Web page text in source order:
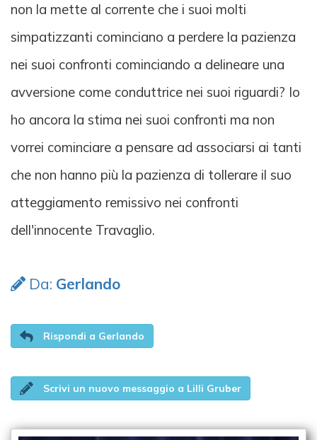
non la mette al corrente che i suoi molti
simpatizzanti cominciano a perdere la pazienza
nei suoi confronti cominciando a delineare una
avversione come conduttrice nei suoi riguardi? Io
ho ancora la stima nei suoi confronti ma non
vorrei cominciare a pensare ad associarsi ai tanti
che non hanno più la pazienza di tollerare il suo
atteggiamento remissivo nei confronti
dell'innocente Travaglio.
Da: Gerlando
Rispondi a Gerlando
Scrivi un nuovo messaggio a Lilli Gruber